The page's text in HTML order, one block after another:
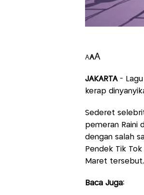
AAA
JAKARTA- Lagu
kerap
Sederet
pemeran Raini
dengan salah
Pendek Tik
Maret
Baca Juga: